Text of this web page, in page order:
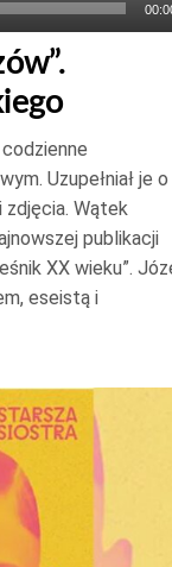
Uzupełniał je o
zdjęcia. Wątek
publikacji
XX wieku”.
eseistą i